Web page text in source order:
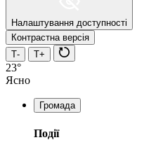
Налаштування доступності
Контрастна версія
Т-
Т+
23°
Ясно
Громада
Події